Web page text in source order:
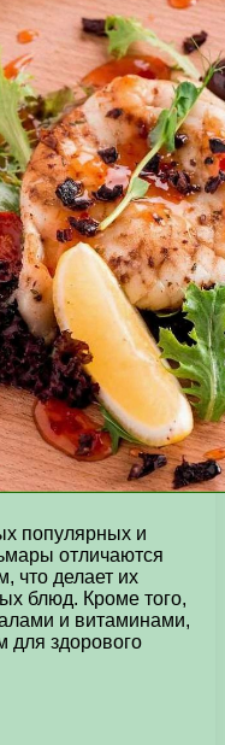
популярных и
отличаются
что делает их
блюд. Кроме того,
и витаминами,
для здорового